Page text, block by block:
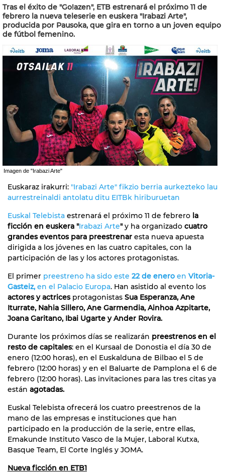
Tras el éxito de "Go!azen", ETB estrenará el próximo 11 de
febrero la nueva teleserie en euskera "Irabazi Arte",
producida por Pausoka, que gira en torno a un joven equipo
de fútbol femenino.
Imagen de "Irabazi Arte"
Euskaraz irakurri: "Irabazi Arte" fikzio berria aurkezteko lau
aurrestreinaldi antolatu ditu EITBk hiriburuetan
Euskal Telebista estrenará el próximo 11 de febrero la
ficción en euskera "Irabazi Arte"y ha organizado cuatro
grandes eventos para preestrenar esta nueva apuesta
dirigida a los jóvenes en las cuatro capitales, con la
participación de las y los actores protagonistas.
El primer preestreno ha sido este 22 de enero en Vitoria-
Gasteiz, en el Palacio Europa. Han asistido al evento los
actores y actricesprotagonistas Sua Esperanza, Ane
Iturrate, Nahia Sillero, Ane Garmendia, Ainhoa Azpitarte,
Joana Garitano, Ibai Ugarte y Ander Rovira.
Durante los próximos días se realizarán preestrenos en el
resto de capitales: en el Kursaal de Donostia el día 30 de
enero (12:00 horas), en el Euskalduna de Bilbao el 5 de
febrero (12:00 horas) y en el Baluarte de Pamplona el 6 de
febrero (12:00 horas). Las invitaciones para las tres citas ya
están agotadas.
Euskal Telebista ofrecerá los cuatro preestrenos de la
mano de las empresas e instituciones que han
participado en la producción de la serie, entre ellas,
Emakunde Instituto Vasco de la Mujer, Laboral Kutxa,
Basque Team, El Corte Inglés y JOMA.
Nueva ficción en ETB1